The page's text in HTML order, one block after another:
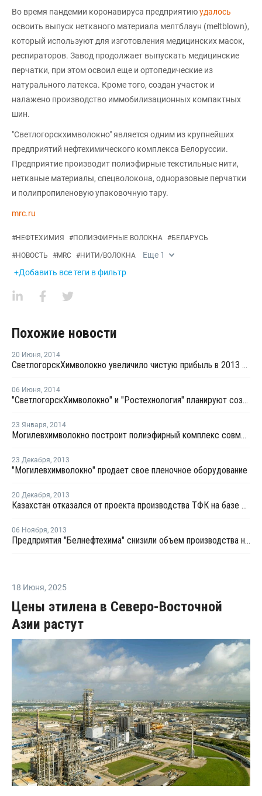
Во время пандемии коронавируса предприятиюудалось
освоить выпуск нетканого материала мелтблаун (meltblown),
который используют для изготовления медицинских масок,
респираторов. Завод продолжает выпускать медицинские
перчатки, при этом освоил еще и ортопедические из
натурального латекса. Кроме того, создан участок и
налажено производство иммобилизационных компактных
шин.
"Светлогорскхимволокно" является одним из крупнейших
предприятий нефтехимического комплекса Белоруссии.
Предприятие производит полиэфирные текстильные нити,
нетканые материалы, спецволокона, одноразовые перчатки
и полипропиленовую упаковочную тару.
mrc.ru
#НЕФТЕХИМИЯ #ПОЛИЭФИРНЫЕ ВОЛОКНА #БЕЛАРУСЬ
#НОВОСТЬ #MRC #НИТИ/ВОЛОКНА Еще 1
+Добавить все теги в фильтр
Похожие новости
20 Июня, 2014
СветлогорскХимволокно увеличило чистую прибыль в 2013 году в 23 раза
06 Июня, 2014
"СветлогорскХимволокно" и "Ростехнология" планируют создать СП
23 Января, 2014
Могилевхимволокно построит полиэфирный комплекс совместно с китайской САМСЕ
23 Декабря, 2013
"Могилевхимволокно" продает свое пленочное оборудование
20 Декабря, 2013
Казахстан отказался от проекта производства ТФК на базе Могилевхимволокна
06 Ноября, 2013
Предприятия "Белнефтехима" снизили объем производства на 5,4% за три квартала 2013 года
18 Июня, 2025
Цены этилена в Северо-Восточной
Азии растут